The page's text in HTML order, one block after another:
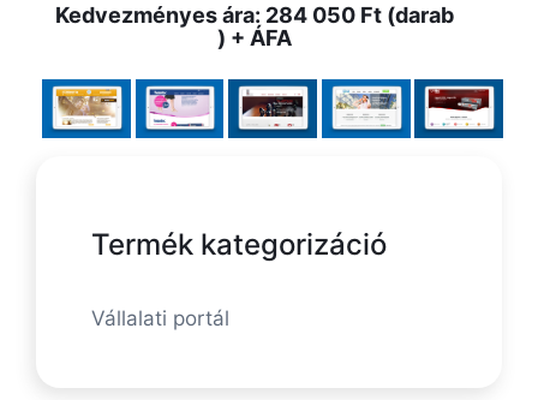
Kedvezményes ára: 284 050 Ft (darab
) + ÁFA
Termék kategorizáció
Vállalati portál